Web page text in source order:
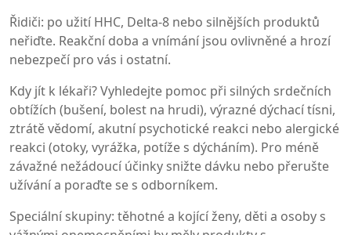
Řidiči: po užití HHC, Delta‑8 nebo silnějších produktů
neřiďte. Reakční doba a vnímání jsou ovlivněné a hrozí
nebezpečí pro vás i ostatní.
Kdy jít k lékaři? Vyhledejte pomoc při silných srdečních
obtížích (bušení, bolest na hrudi), výrazné dýchací tísni,
ztrátě vědomí, akutní psychotické reakci nebo alergické
reakci (otoky, vyrážka, potíže s dýcháním). Pro méně
závažné nežádoucí účinky snižte dávku nebo přerušte
užívání a poraďte se s odborníkem.
Speciální skupiny: těhotné a kojící ženy, děti a osoby s